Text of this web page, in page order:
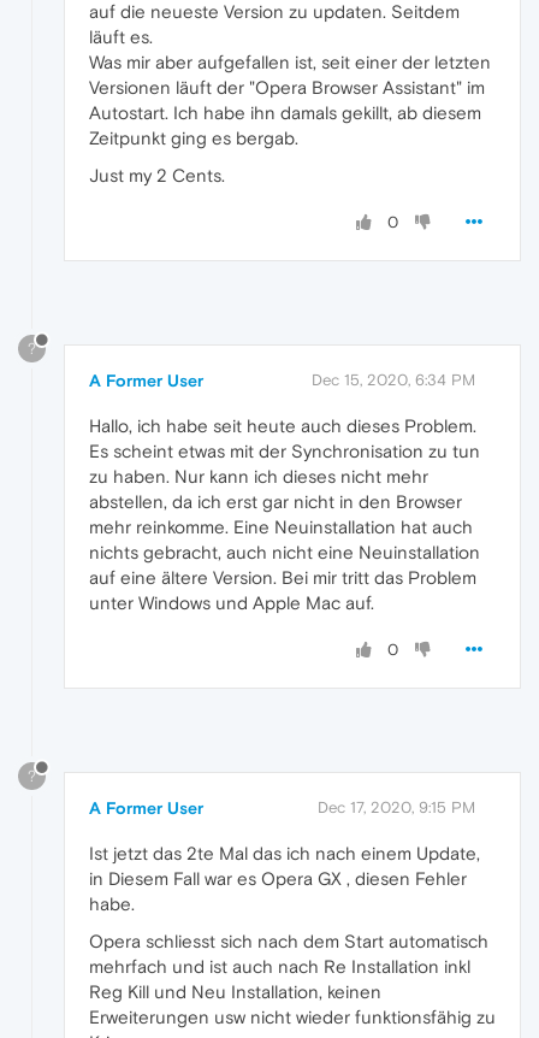
auf die neueste Version zu updaten. Seitdem
läuft es.
Was mir aber aufgefallen ist, seit einer der letzten
Versionen läuft der "Opera Browser Assistant" im
Autostart. Ich habe ihn damals gekillt, ab diesem
Zeitpunkt ging es bergab.
Just my 2 Cents.
0
?
A Former User Dec 15, 2020, 6:34 PM
Hallo, ich habe seit heute auch dieses Problem.
Es scheint etwas mit der Synchronisation zu tun
zu haben. Nur kann ich dieses nicht mehr
abstellen, da ich erst gar nicht in den Browser
mehr reinkomme. Eine Neuinstallation hat auch
nichts gebracht, auch nicht eine Neuinstallation
auf eine ältere Version. Bei mir tritt das Problem
unter Windows und Apple Mac auf.
0
?
A Former User Dec 17, 2020, 9:15 PM
Ist jetzt das 2te Mal das ich nach einem Update,
in Diesem Fall war es Opera GX , diesen Fehler
habe.
Opera schliesst sich nach dem Start automatisch
mehrfach und ist auch nach Re Installation inkl
Reg Kill und Neu Installation, keinen
Erweiterungen usw nicht wieder funktionsfähig zu